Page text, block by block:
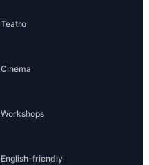
Teatro
Cinema
Workshops
English-friendly